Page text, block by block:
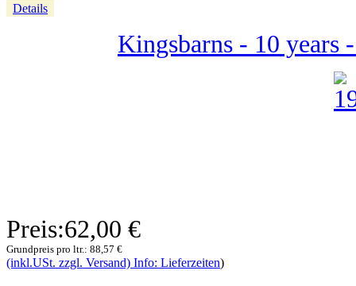
Details
Kingsbarns - 10 years
Preis:62,00 €
Grundpreis pro ltr.: 88,57 €
(inkl.USt. zzgl. Versand) Info: Lieferzeiten)